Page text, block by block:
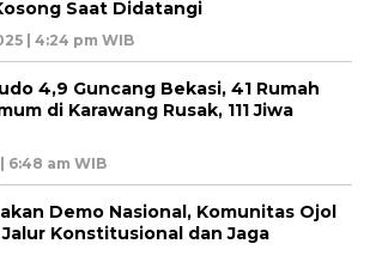
Saat Didatangi
| 4:24 pm WIB
4,9 Guncang Bekasi, 41 Rumah
di Karawang Rusak, 111 Jiwa
6:48 am WIB
Demo Nasional, Komunitas Ojol
Konstitusional dan Jaga